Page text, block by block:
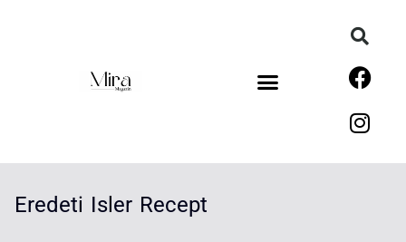
Eredeti Isler Recept